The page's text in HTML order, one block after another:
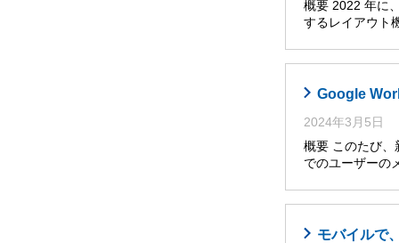
概要 2022 年に
するレイアウト
Google
2024年3月5日
概要 このたび、
でのユーザーの
モバイルで